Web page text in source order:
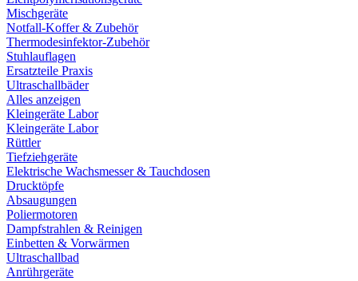
Mischgeräte
Notfall-Koffer & Zubehör
Thermodesinfektor-Zubehör
Stuhlauflagen
Ersatzteile Praxis
Ultraschallbäder
Alles anzeigen
Kleingeräte Labor
Kleingeräte Labor
Rüttler
Tiefziehgeräte
Elektrische Wachsmesser & Tauchdosen
Drucktöpfe
Absaugungen
Poliermotoren
Dampfstrahlen & Reinigen
Einbetten & Vorwärmen
Ultraschallbad
Anrührgeräte